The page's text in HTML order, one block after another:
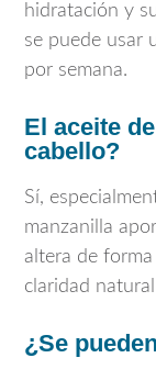
hidratación y
se puede usar
por semana.
El aceite
cabello?
Sí,
manzanilla
altera de
claridad
¿Se